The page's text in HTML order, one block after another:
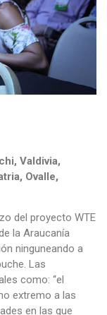
Valdivia,
Ovalle,
del proyecto WTE
la Araucanía
ninguneando a
Las
como: “el
extremo a las
en las que